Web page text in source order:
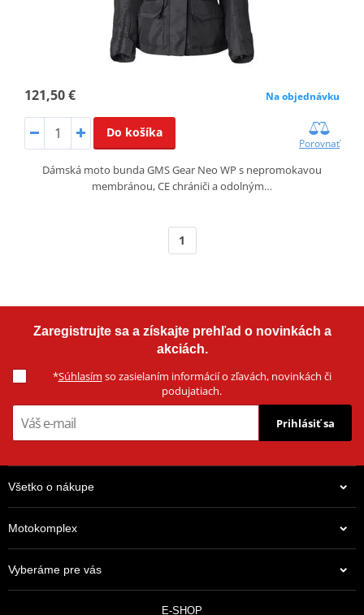
121,50 € Na objednávku
Do košíka
Porovnať
Dámská moto bunda GMS Gear Neo WP s nepromokavou
membránou, CE chrániči a odolným…
1
Zaregistrujte sa a získajte prehľad o novinkách a
akciách.
*Súhlasím so zasielaním informácií o zľavách, novinkách či
podujatiach.
Prihlásiť sa
Všetko o nákupe
Motokomplex
Vyberáme pre vás
E-SHOP